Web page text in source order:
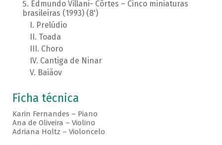
Edmundo Villani- Côrtes – Cinco miniaturas
brasileiras (1993) (8')
Prelúdio
Toada
Choro
Cantiga de Ninar
Baiãov
Ficha técnica
Karin Fernandes – Piano
Ana de Oliveira – Violino
Adriana Holtz – Violoncelo